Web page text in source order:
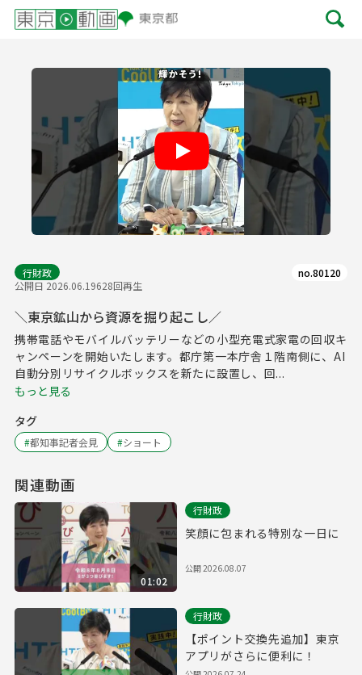
Play
行財政
公開日 2026.06.19628回再生
no.80120
＼東京鉱山から資源を掘り起こし／
携帯電話やモバイルバッテリーなどの小型充電式家電の回収キ
ャンペーンを開始いたします。都庁第一本庁舎１階南側に、AI
自動分別リサイクルボックスを新たに設置し、回...
もっと見る
タグ
#都知事記者会見 #ショート
関連動画
01:02
行財政
笑顔に包まれる特別な一日に
公開2026.08.07
行財政
【ポイント交換先追加】東京
アプリがさらに便利に！